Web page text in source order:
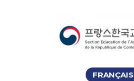
FRANÇAIS